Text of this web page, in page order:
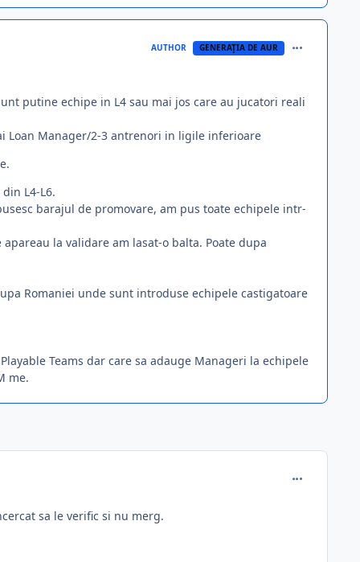
AUTHOR GENERAŢIA DE AUR
putine echipe in L4 sau mai jos care au jucatori reali
Loan Manager/2-3 antrenori in ligile inferioare
L4-L6.
barajul de promovare, am pus toate echipele intr-
la validare am lasat-o balta. Poate dupa
Romaniei unde sunt introduse echipele castigatoare
Teams dar care sa adauge Manageri la echipele
me.
sa le verific si nu merg.